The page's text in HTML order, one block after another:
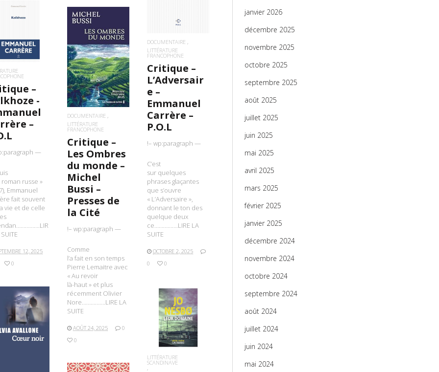
DOCUMENTAIRE
LITTÉRATURE
FRANCOPHONE
Critique –
L’Adversair
e –
Emmanuel
Carrère –
P.O.L
!– wp:paragraph —
C’est
sur quelques
phrases glaçantes
que s’ouvre
« L’Adversaire »,
donnant le ton des
quelque deux
ce…………….LIRE LA
SUITE
OCTOBRE 2, 2025
0
0
–
-
–
—
roman russe »
Emmanuel
fait souvent
vie et de celle
12, 2025
0
LIRE LA SUITE
DOCUMENTAIRE
LITTÉRATURE
FRANCOPHONE
Critique –
Les Ombres
du monde –
Michel
Bussi –
Presses de
la Cité
!– wp:paragraph —
Comme
l’a fait en son temps
Pierre Lemaitre avec
« Au revoir
là-haut » et plus
récemment Olivier
Nore…………….LIRE LA
SUITE
AOÛT 24, 2025
0
0
LA SUITE
LIRE LA SUITE
LITTÉRATURE
SCANDINAVE
janvier 2026
décembre 2025
novembre 2025
octobre 2025
septembre 2025
août 2025
juillet 2025
juin 2025
mai 2025
avril 2025
mars 2025
février 2025
janvier 2025
décembre 2024
novembre 2024
octobre 2024
septembre 2024
août 2024
juillet 2024
juin 2024
mai 2024